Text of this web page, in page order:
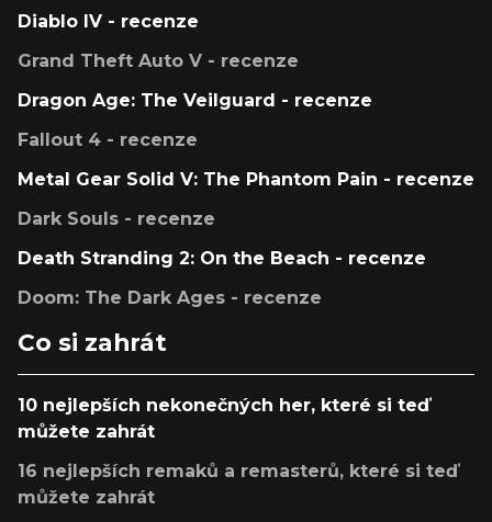
Diablo IV - recenze
Grand Theft Auto V - recenze
Dragon Age: The Veilguard - recenze
Fallout 4 - recenze
Metal Gear Solid V: The Phantom Pain - recenze
Dark Souls - recenze
Death Stranding 2: On the Beach - recenze
Doom: The Dark Ages - recenze
Co si zahrát
10 nejlepších nekonečných her, které si teď
můžete zahrát
16 nejlepších remaků a remasterů, které si teď
můžete zahrát